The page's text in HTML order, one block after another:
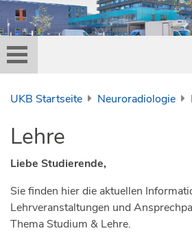
UKB Startseite Neuroradiologie
Lehre
Liebe Studierende,
Sie finden hier die aktuellen
Lehrveranstaltungen und
Thema Studium & Lehre.